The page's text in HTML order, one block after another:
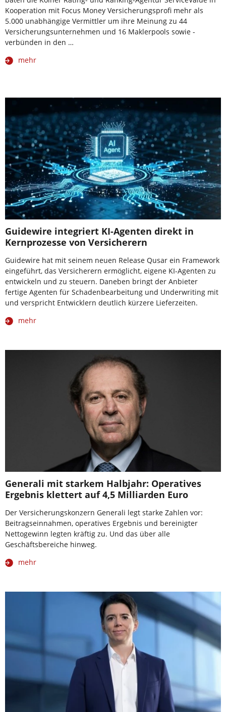
Kooperation mit Focus Money Versicherungsprofi mehr als
5.000 unabhängige Vermittler um ihre Meinung zu 44
Versicherungsunternehmen und 16 Maklerpools sowie -
verbünden in den …
mehr
Guidewire integriert KI-Agenten direkt in
Kernprozesse von Versicherern
Guidewire hat mit seinem neuen Release Qusar ein Framework
eingeführt, das Versicherern ermöglicht, eigene KI-Agenten zu
entwickeln und zu steuern. Daneben bringt der Anbieter
fertige Agenten für Schadenbearbeitung und Underwriting mit
und verspricht Entwicklern deutlich kürzere Lieferzeiten.
mehr
Generali mit starkem Halbjahr: Operatives
Ergebnis klettert auf 4,5 Milliarden Euro
Der Versicherungskonzern Generali legt starke Zahlen vor:
Beitragseinnahmen, operatives Ergebnis und bereinigter
Nettogewinn legten kräftig zu. Und das über alle
Geschäftsbereiche hinweg.
mehr